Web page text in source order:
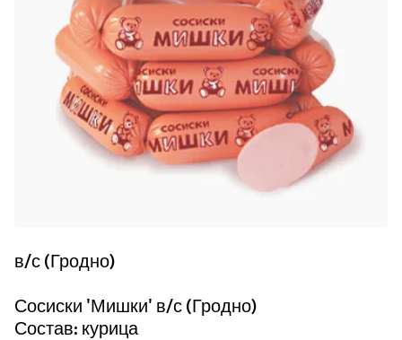
в/с (Гродно)
Сосиски 'Мишки' в/с (Гродно)
Состав: курица